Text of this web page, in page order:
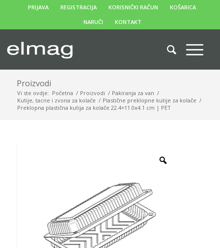
PRIJAVA REGISTRACIJA KORISNIČKI RAČUN
KOŠARICA
NARUČI
KONTAKT
Proizvodi
Vi ste ovdje: Početna / Proizvodi / Pakiranja za van /
Kutije, tacne i zvona za kolače / Plastične preklopne kutije za kolače /
Preklopna plastična kutija za kolače 22.4×11.0x4.1 cm | PET